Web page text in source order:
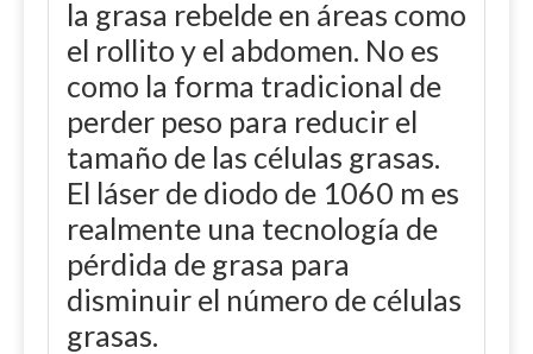
la grasa rebelde en áreas como
el rollito y el abdomen. No es
como la forma tradicional de
perder peso para reducir el
tamaño de las células grasas.
El láser de diodo de 1060 m es
realmente una tecnología de
pérdida de grasa para
disminuir el número de células
grasas.